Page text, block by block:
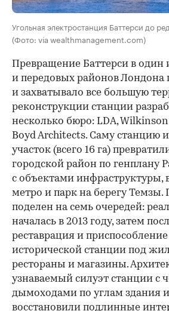
Угольная электростанция Баттерси до
(Фото: via wealthmanagement.com)
Превращение Баттерси в
и передовых районов Лондона
и захватывало все большую
реконструкции станции
несколько бюро: LDA,
Boyd Architects. Саму станцию
участок (всего 16 га)
городской район по генплану
с объектами инфраструктуры,
метро и парк на берегу Темзы.
поделен на семь очередей:
началась в 2013 году, затем
реставрация и
исторической станции под
рестораны и магазины.
узнаваемый силуэт станции с
дымоходами по углам здания
восстановили подлинные